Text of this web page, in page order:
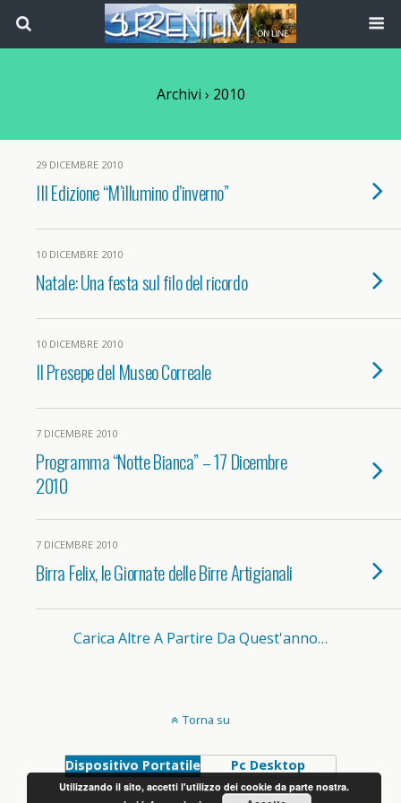
Archivi › 2010
29 DICEMBRE 2010
III Edizione “M’illumino d’inverno”
10 DICEMBRE 2010
Natale: Una festa sul filo del ricordo
10 DICEMBRE 2010
Il Presepe del Museo Correale
7 DICEMBRE 2010
Programma “Notte Bianca” – 17 Dicembre
2010
7 DICEMBRE 2010
Birra Felix, le Giornate delle Birre Artigianali
Carica Altre A Partire Da Quest'anno…
Torna su
Dispositivo Portatile Pc Desktop
Utilizzando il sito, accetti l'utilizzo dei cookie da parte nostra.